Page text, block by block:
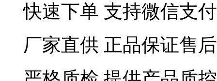
快速下单 支持微信支付
厂家直供 正品保证售